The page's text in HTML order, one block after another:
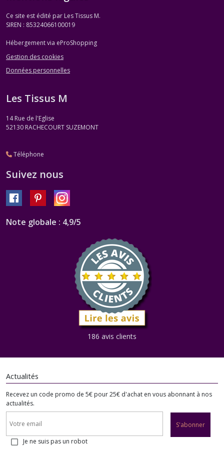
Ce site est édité par Les Tissus M.
SIREN : 85324066100019
Hébergement via eProShopping
Gestion des cookies
Données personnelles
Les Tissus M
14 Rue de l'Eglise
52130 RACHECOURT SUZEMONT
Téléphone
Suivez nous
Note globale : 4,9/5
186 avis clients
Actualités
Recevez un code promo de 5€ pour 25€ d'achat en vous abonnant à nos
actualités.
S'abonner
Je ne suis pas un robot